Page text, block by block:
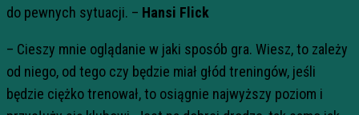
do pewnych sytuacji. – Hansi Flick
– Cieszy mnie oglądanie w jaki sposób gra. Wiesz, to zależy
od niego, od tego czy będzie miał głód treningów, jeśli
będzie ciężko trenował, to osiągnie najwyższy poziom i